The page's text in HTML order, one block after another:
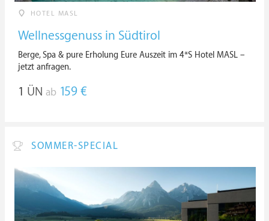
HOTEL MASL
Wellnessgenuss in Südtirol
Berge, Spa & pure Erholung Eure Auszeit im 4*S Hotel MASL –
jetzt anfragen.
1 ÜN ab 159 €
SOMMER-SPECIAL